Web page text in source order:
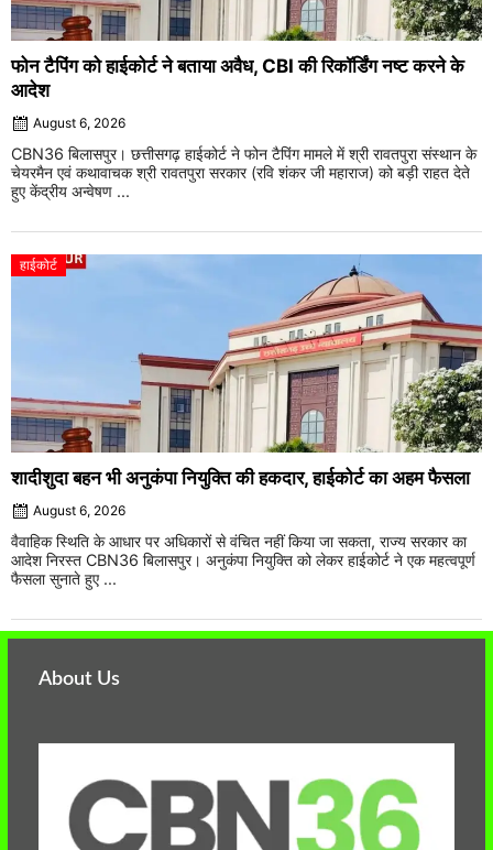
फोन टैपिंग को हाईकोर्ट ने बताया अवैध, CBI की रिकॉर्डिंग नष्ट करने के
आदेश
August 6, 2026
CBN36 बिलासपुर। छत्तीसगढ़ हाईकोर्ट ने फोन टैपिंग मामले में श्री रावतपुरा संस्थान के
चेयरमैन एवं कथावाचक श्री रावतपुरा सरकार (रवि शंकर जी महाराज) को बड़ी राहत देते
हुए केंद्रीय अन्वेषण ...
हाईकोर्ट
शादीशुदा बहन भी अनुकंपा नियुक्ति की हकदार, हाईकोर्ट का अहम फैसला
August 6, 2026
वैवाहिक स्थिति के आधार पर अधिकारों से वंचित नहीं किया जा सकता, राज्य सरकार का
आदेश निरस्त CBN36 बिलासपुर। अनुकंपा नियुक्ति को लेकर हाईकोर्ट ने एक महत्वपूर्ण
फैसला सुनाते हुए ...
About Us